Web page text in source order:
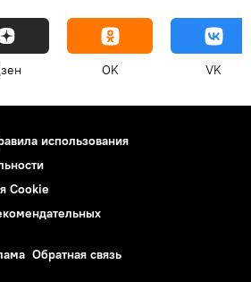
OK VK
использования
Cookie
Обратная связь